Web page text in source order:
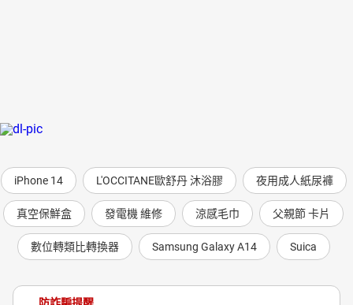
iPhone 14 L'OCCITANE歐舒丹 沐浴膠 夜用成人紙尿褲
真空保鮮盒 發電機 維修 涼感毛巾 父親節 卡片
數位轉類比轉換器 Samsung Galaxy A14 Suica